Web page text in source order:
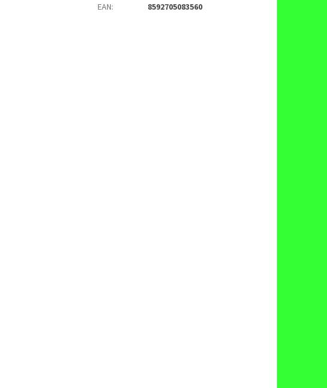
EAN: 8592705083560